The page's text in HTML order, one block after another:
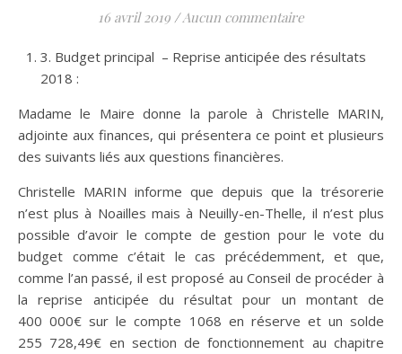
16 avril 2019 /Aucun commentaire
3. Budget principal – Reprise anticipée des résultats
2018 :
Madame le Maire donne la parole à Christelle MARIN,
adjointe aux finances, qui présentera ce point et plusieurs
des suivants liés aux questions financières.
Christelle MARIN informe que depuis que la trésorerie
n’est plus à Noailles mais à Neuilly-en-Thelle, il n’est plus
possible d’avoir le compte de gestion pour le vote du
budget comme c’était le cas précédemment, et que,
comme l’an passé, il est proposé au Conseil de procéder à
la reprise anticipée du résultat pour un montant de
400 000€ sur le compte 1068 en réserve et un solde
255 728,49€ en section de fonctionnement au chapitre